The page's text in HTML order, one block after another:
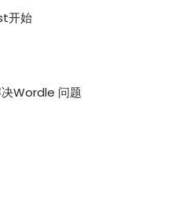
开始
Wordle 问题